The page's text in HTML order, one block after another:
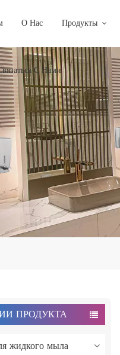
О Нас Продукты
С Нами
ПРОДУКТА
жидкого мыла